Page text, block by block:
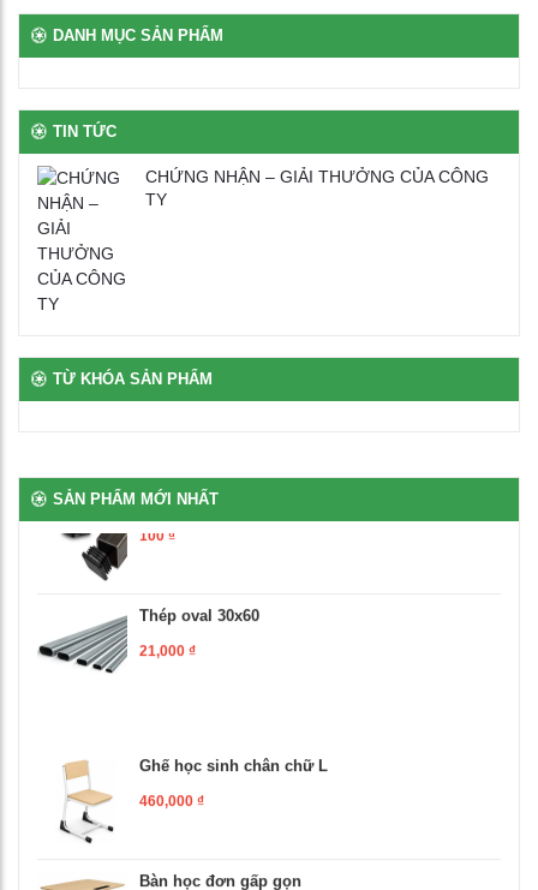
DANH MỤC SẢN PHẨM
TIN TỨC
CHỨNG NHẬN – GIẢI THƯỞNG CỦA CÔNG
TY
TỪ KHÓA SẢN PHẨM
SẢN PHẨM MỚI NHẤT
2,650,000₫
2,700,000₫
Bịt nhựa móng ngựa chữ L
100₫
100₫
21,000₫
460,000₫
1,250,000₫